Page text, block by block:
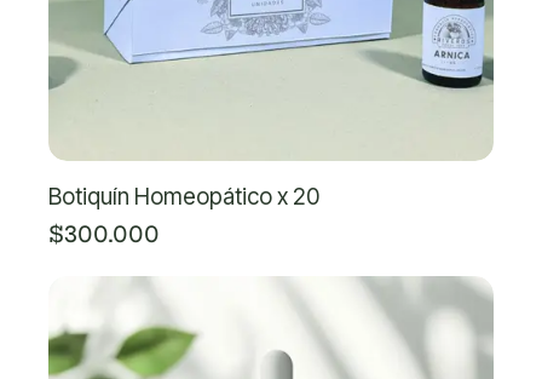
Botiquín Homeopático x 20
$300.000